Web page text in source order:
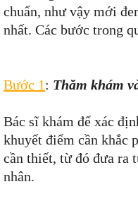
chuẩn, như vậy mới
nhất. Các bước trong
Bước 1: Thăm khám
Bác sĩ khám để xác
khuyết điểm cần khắc
cần thiết, từ đó đưa ra
nhân.